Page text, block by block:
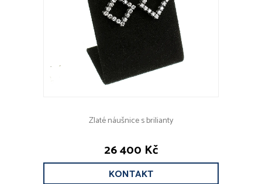
Zlaté náušnice s brilianty
26 400 Kč
KONTAKT